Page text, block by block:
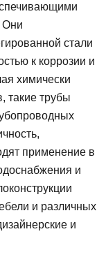
Они
стали
к коррозии и
химически
такие трубы
применение в
и
и различных
и